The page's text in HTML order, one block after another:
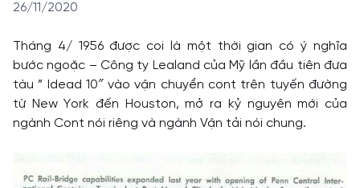
26/11/2020
Tháng 4/ 1956 được coi là một thời gian có ý nghĩa
bước ngoặc – Công ty Lealand của Mỹ lần đầu tiên đưa
tàu ” Idead 10″ vào vận chuyển cont trên tuyến đường
từ New York đến Houston, mở ra kỷ nguyên mới của
ngành Cont nói riêng và ngành Vận tải nói chung.